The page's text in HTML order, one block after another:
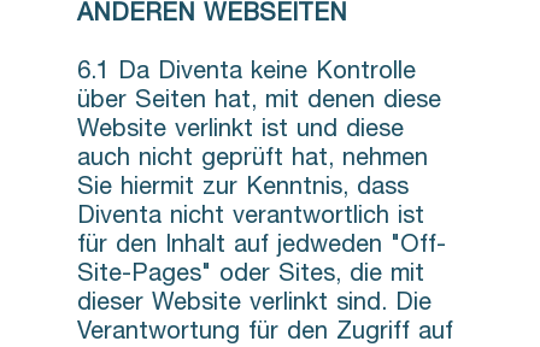
ANDEREN WEBSEITEN
6.1 Da Diventa keine Kontrolle
über Seiten hat, mit denen diese
Website verlinkt ist und diese
auch nicht geprüft hat, nehmen
Sie hiermit zur Kenntnis, dass
Diventa nicht verantwortlich ist
für den Inhalt auf jedweden "Off-
Site-Pages" oder Sites, die mit
dieser Website verlinkt sind. Die
Verantwortung für den Zugriff auf